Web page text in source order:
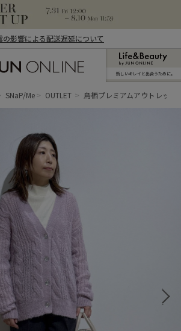
の影響による配送遅延について
新しいキレイと出合うために。
SNaP/Me OUTLET 鳥栖プレミアムアウトレット